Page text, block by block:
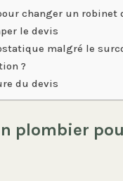
changer un robinet
le devis
malgré le
?
du devis
plombier